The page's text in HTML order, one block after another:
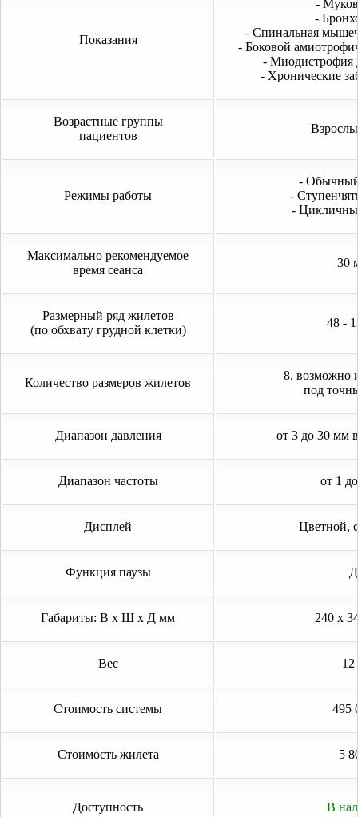
Показания
-
-
- Спинальная
- Боковой
-
- Хронические
Возрастные группы
пациентов
Режимы работы
-
-
-
Максимально рекомендуемое
время сеанса
30
Размерный ряд жилетов
(по обхвату грудной клетки)
48 -
Количество размеров жилетов
8, возможно
под
Диапазон давления от 3 до 30 мм
Диапазон частоты от 1
Дисплей Цветной,
Функция паузы
Габариты: В x Ш x Д мм 240 x
Вес 12
Стоимость системы 495
Стоимость жилета 5
Доступность В